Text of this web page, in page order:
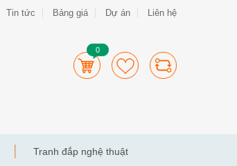
Tin tức Bảng giá Dự án Liên hệ
0
Tranh đắp nghệ thuật